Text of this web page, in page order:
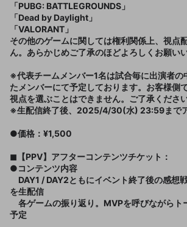
「PUBG: BATTLEGROUNDS」
「Dead by Daylight」
「VALORANT」
その他のゲームに関しては権利関係上、視点
ん。あらかじめご了承のほどよろしくお願い
※代表チームメンバー1名は試合毎に出演者の
たメンバーにて予定しております。お客様側
視点を選ぶことはできません。ご了承ください
※生配信終了後、2025/4/30(水) 23:59まで
●価格：¥1,500
◼︎【PPV】アフターコンテンツチケット：
●コンテンツ内容
DAY1 / DAY2ともにイベント終了後の感想
を生配信
各ゲームの振り返り。MVPを呼びながらト
予定